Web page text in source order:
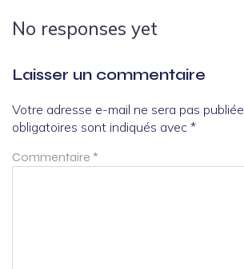
No responses yet
Laisser un commentaire
Votre adresse e-mail ne sera pas publiée.
obligatoires sont indiqués avec *
Commentaire *